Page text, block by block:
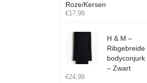
Roze/Kersen
€17,99
H & M –
Ribgebreide
bodyconjurk
– Zwart
€24,99